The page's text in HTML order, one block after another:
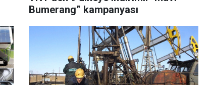
Bumerang” kampanyası